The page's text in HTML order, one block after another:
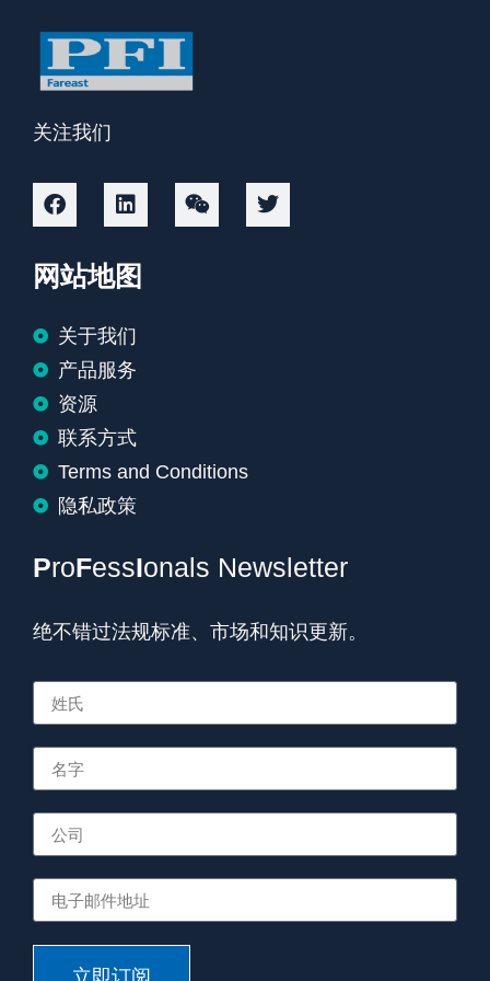
关注我们
网站地图
关于我们
产品服务
资源
联系方式
Terms and Conditions
隐私政策
ProFessIonals Newsletter
绝不错过法规标准、市场和知识更新。